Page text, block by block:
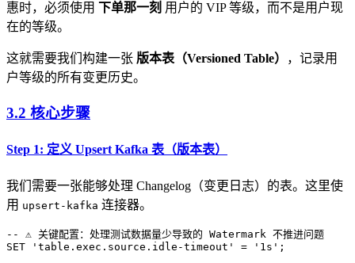
惠时，必须使用 下单那一刻 用户的 VIP 等级，而不是用户现
在的等级。
这就需要我们构建一张 版本表（Versioned Table）
，记录用
户等级的所有变更历史。
3.2 核心步骤
Step 1: 定义 Upsert Kafka 表（版本表）
我们需要一张能够处理 Changelog（变更日志）的表。这里使
用 upsert-kafka 连接器。
-- ⚠️ 关键配置：处理测试数据量少导致的 Watermark 不推进问题
SET 'table.exec.source.idle-timeout' = '1s' ;